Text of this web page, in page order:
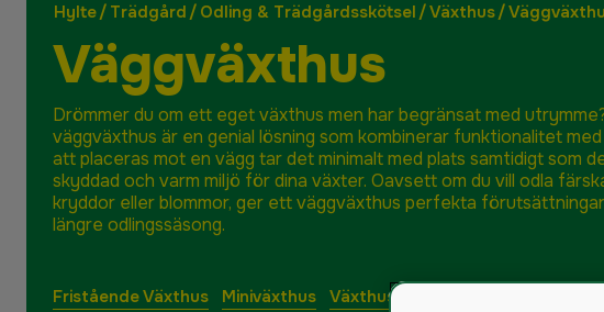
Hylte/ Trädgård / Odling & Trädgårdsskötsel /Växthus/
Väggväxthus
Drömmer du om ett eget växthus men har begränsat med
väggväxthus är en genial lösning som kombinerar funktionalitet
att placeras mot en vägg tar det minimalt med plats samtidigt som
skyddad och varm miljö för dina växter. Oavsett om du vill odla
kryddor eller blommor, ger ett väggväxthus perfekta
längre odlingssäsong.
Fristående Växthus Miniväxthus Växthus i glas